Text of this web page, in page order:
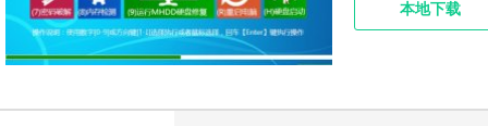
本地下载